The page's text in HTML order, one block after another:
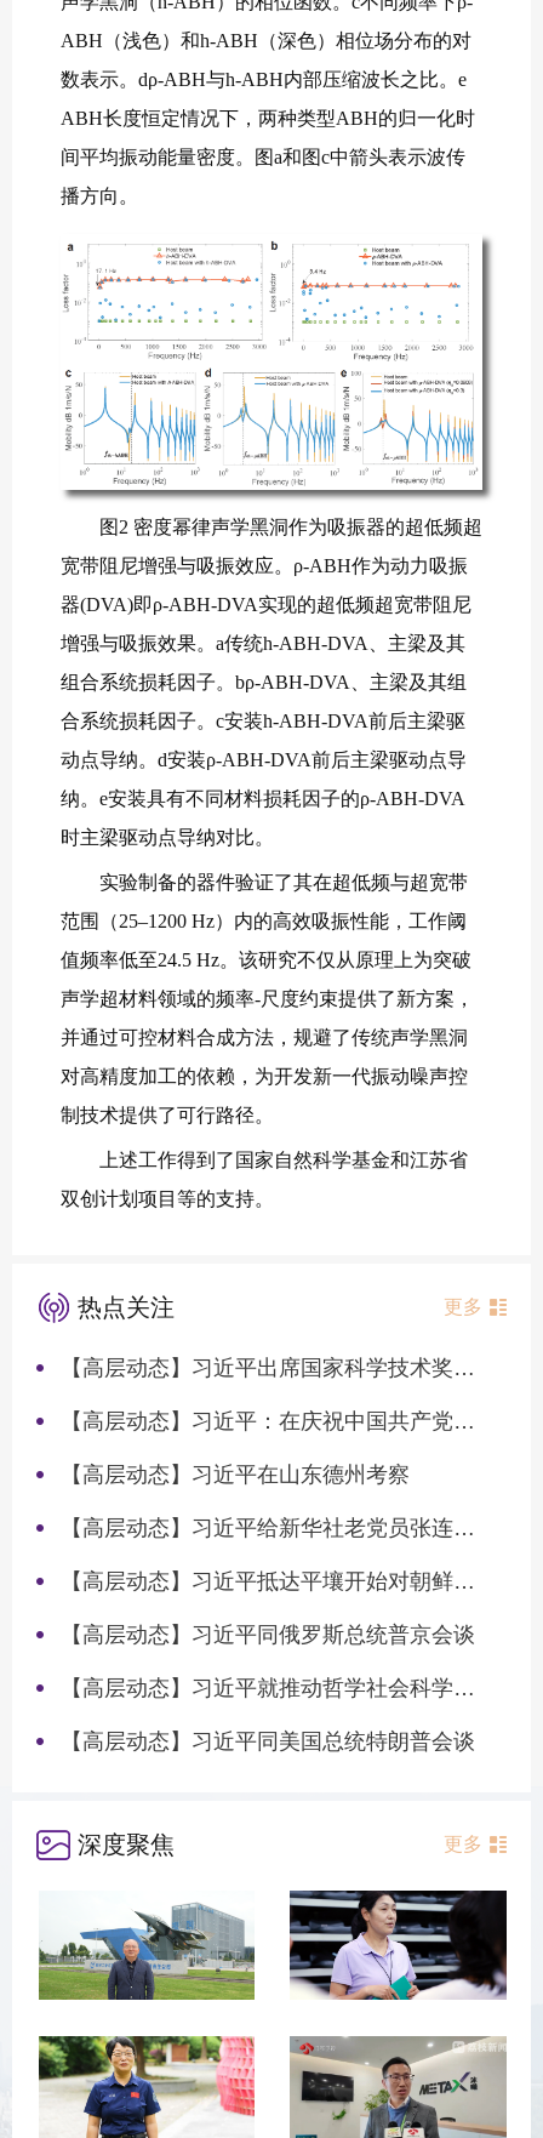
ABH（浅色）和h-ABH（深色）相位场分布的对
数表示。dρ-ABH与h-ABH内部压缩波长之比。e
ABH长度恒定情况下，两种类型ABH的归一化时
间平均振动能量密度。图a和图c中箭头表示波传
播方向。
图2 密度幂律声学黑洞作为吸振器的超低频超
宽带阻尼增强与吸振效应。ρ-ABH作为动力吸振
器(DVA)即ρ-ABH-DVA实现的超低频超宽带阻尼
增强与吸振效果。a传统h-ABH-DVA、主梁及其
组合系统损耗因子。bρ-ABH-DVA、主梁及其组
合系统损耗因子。c安装h-ABH-DVA前后主梁驱
动点导纳。d安装ρ-ABH-DVA前后主梁驱动点导
纳。e安装具有不同材料损耗因子的ρ-ABH-DVA
时主梁驱动点导纳对比。
实验制备的器件验证了其在超低频与超宽带
范围（25–1200 Hz）内的高效吸振性能，工作阈
值频率低至24.5 Hz。该研究不仅从原理上为突破
声学超材料领域的频率-尺度约束提供了新方案，
并通过可控材料合成方法，规避了传统声学黑洞
对高精度加工的依赖，为开发新一代振动噪声控
制技术提供了可行路径。
上述工作得到了国家自然科学基金和江苏省
双创计划项目等的支持。
热点关注 更多
【高层动态】习近平出席国家科学技术奖励大会两院院士大会中国科协第十一次全国代表大会并发表重要讲话
【高层动态】习近平：在庆祝中国共产党成立105周年大会上的讲话
【高层动态】习近平在山东德州考察
【高层动态】习近平给新华社老党员张连生回信强调 传承红色基因 在新征程上书写优异答卷
【高层动态】习近平抵达平壤开始对朝鲜进行国事访问
【高层动态】习近平同俄罗斯总统普京会谈
【高层动态】习近平就推动哲学社会科学高质量发展作出重要指示
【高层动态】习近平同美国总统特朗普会谈
深度聚焦 更多